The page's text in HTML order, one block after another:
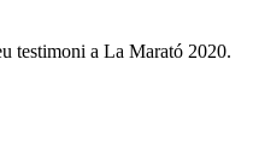
testimoni a La Marató 2020.